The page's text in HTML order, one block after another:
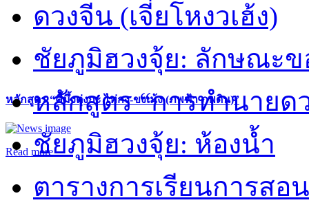
หลักสูตร “คี้มึ้งตุ่งกะ ไท่กง-ขงเม้ง (ภพฟ้า ภพดิน)”
Read more
ดวงจีน (เจี่ยโหงวเฮ้ง)
ชัยภูมิฮวงจุ้ย: ลักษณะ
หลักสูตร “การทำนายด
ชัยภูมิฮวงจุ้ย: ห้องน้ำ
ตารางการเรียนการส